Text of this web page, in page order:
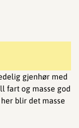
gjenhør med
fart og masse god
blir det masse